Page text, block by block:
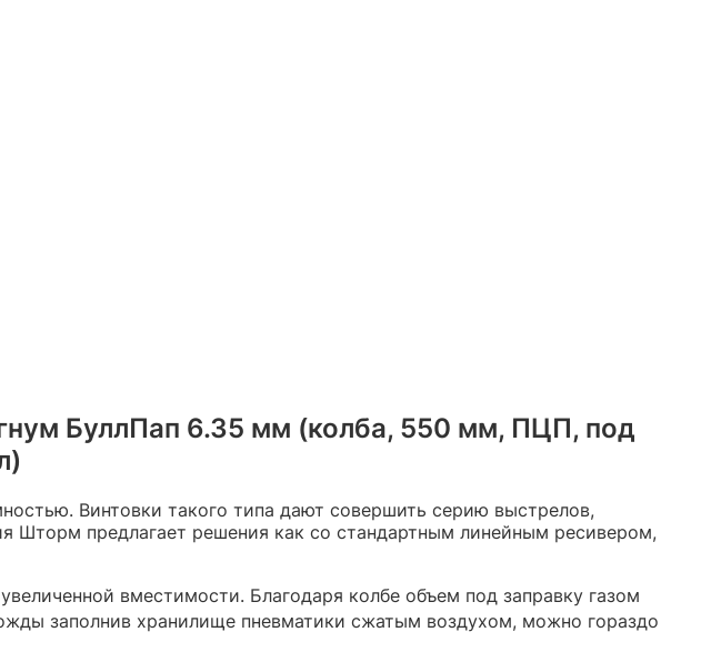
БуллПап 6.35 мм (колба, 550 мм, ПЦП, под
Винтовки такого типа дают совершить серию выстрелов,
Шторм предлагает решения как со стандартным линейным ресивером,
вместимости. Благодаря колбе объем под заправку газом
заполнив хранилище пневматики сжатым воздухом, можно гораздо